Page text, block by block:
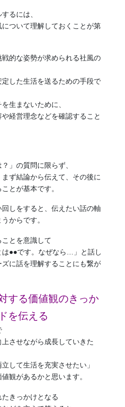
るには、
ついて理解しておくことが第
的な姿勢が求められる社風の
定した生活を送るための手段で
生まないために、
経営理念などを確認すること
」の質問に限らず、
ず結論から伝えて、その後に
とが基本です。
しをすると、伝えたい話の軸
からです。
とを意識して
は●●です。なぜなら…」と話し
に話を理解することにも繋が
する価値観のきっか
を伝える
上させながら成長していきた
して生活を充実させたい」
観があるかと思います。
きっかけとなる